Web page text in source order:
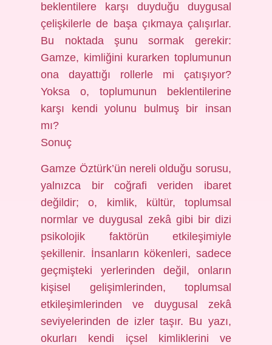
beklentilere karşı duyduğu duygusal
çelişkilerle de başa çıkmaya çalışırlar.
Bu noktada şunu sormak gerekir:
Gamze, kimliğini kurarken toplumunun
ona dayattığı rollerle mi çatışıyor?
Yoksa o, toplumunun beklentilerine
karşı kendi yolunu bulmuş bir insan
mı?
Sonuç
Gamze Öztürk’ün nereli olduğu sorusu,
yalnızca bir coğrafi veriden ibaret
değildir; o, kimlik, kültür, toplumsal
normlar ve duygusal zekâ gibi bir dizi
psikolojik faktörün etkileşimiyle
şekillenir. İnsanların kökenleri, sadece
geçmişteki yerlerinden değil, onların
kişisel gelişimlerinden, toplumsal
etkileşimlerinden ve duygusal zekâ
seviyelerinden de izler taşır. Bu yazı,
okurları kendi içsel kimliklerini ve